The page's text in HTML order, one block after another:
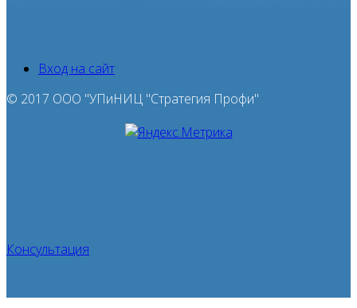
Вход на сайт
© 2017 ООО "УПиНИЦ "Стратегия Профи"
Консультация